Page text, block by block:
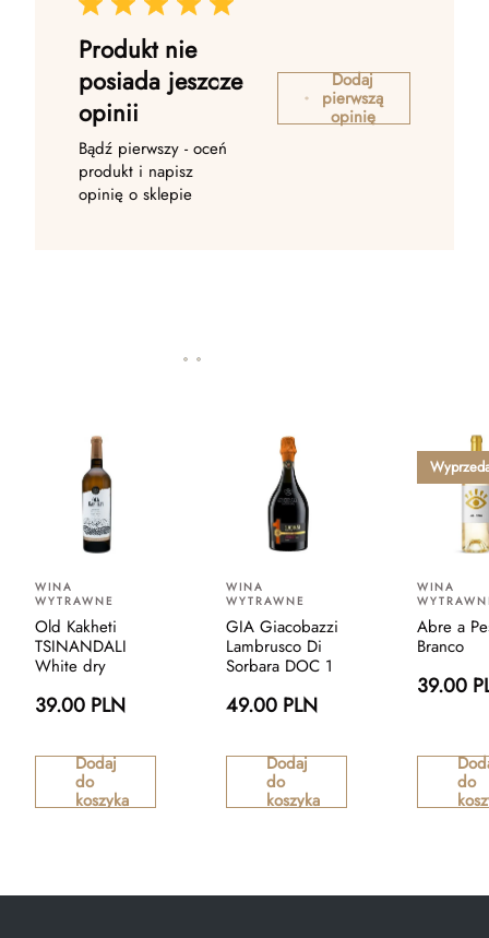
Produkt nie
posiada jeszcze
opinii
Bądź pierwszy - oceń
produkt i napisz
opinię o sklepie
Dodaj
pierwszą
opinię
WINA
WYTRAWNE
Old Kakheti
TSINANDALI
White dry
39.00 PLN
Dodaj
do
koszyka
WINA
WYTRAWNE
GIA Giacobazzi
Lambrusco Di
Sorbara DOC 1
49.00 PLN
Dodaj
do
koszyka
WINA
Abre a
Branco
39.00
do